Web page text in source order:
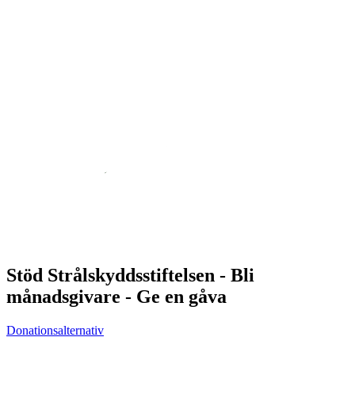
Stöd Strålskyddsstiftelsen - Bli
månadsgivare - Ge en gåva
Donationsalternativ